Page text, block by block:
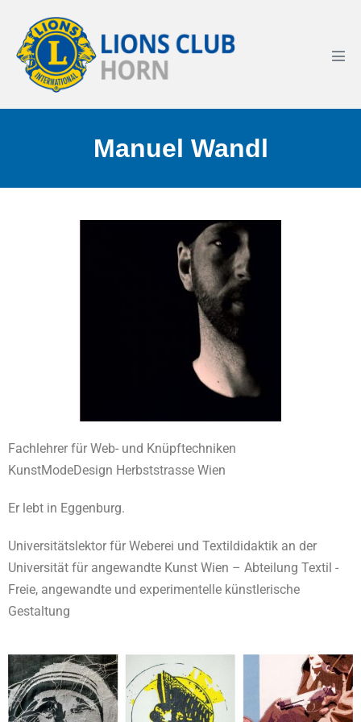
Manuel Wandl
Fachlehrer für Web- und Knüpftechniken
KunstModeDesign Herbststrasse Wien
Er lebt in Eggenburg.
Universitätslektor für Weberei und Textildidaktik an der
Universität für angewandte Kunst Wien – Abteilung Textil -
Freie, angewandte und experimentelle künstlerische
Gestaltung